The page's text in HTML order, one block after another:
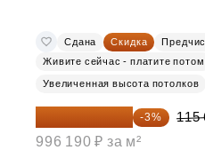
Сдана Скидка
Живите сейчас - платите потом
Увеличенная высота потолков
112 170 994 ₽ -3%
115
996 190 ₽ за м²